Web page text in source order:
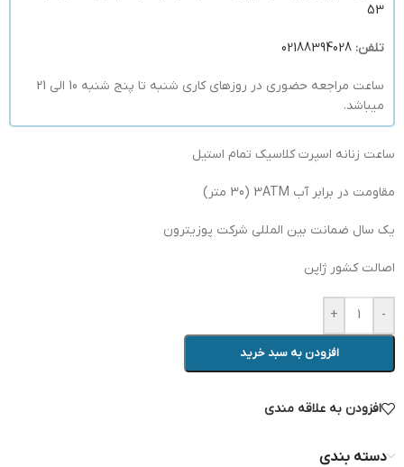
53
تلفن: 02188394028
ساعت مراجعه حضوری در روزهای کاری شنبه تا پنج شنبه 10 الی 21
میباشد.
ساعت زنانه اسپرت کلاسیک تمام استیل
مقاومت در برابر آب 3ATM (30 متر)
یک سال ضمانت بین المللی شرکت پوزیترون
اصالت کشور ژاپن
-
+
افزودن به سبد خرید
افزودن به علاقه مندی
دسته بندی